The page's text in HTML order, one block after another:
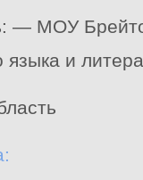
— МОУ
языка и